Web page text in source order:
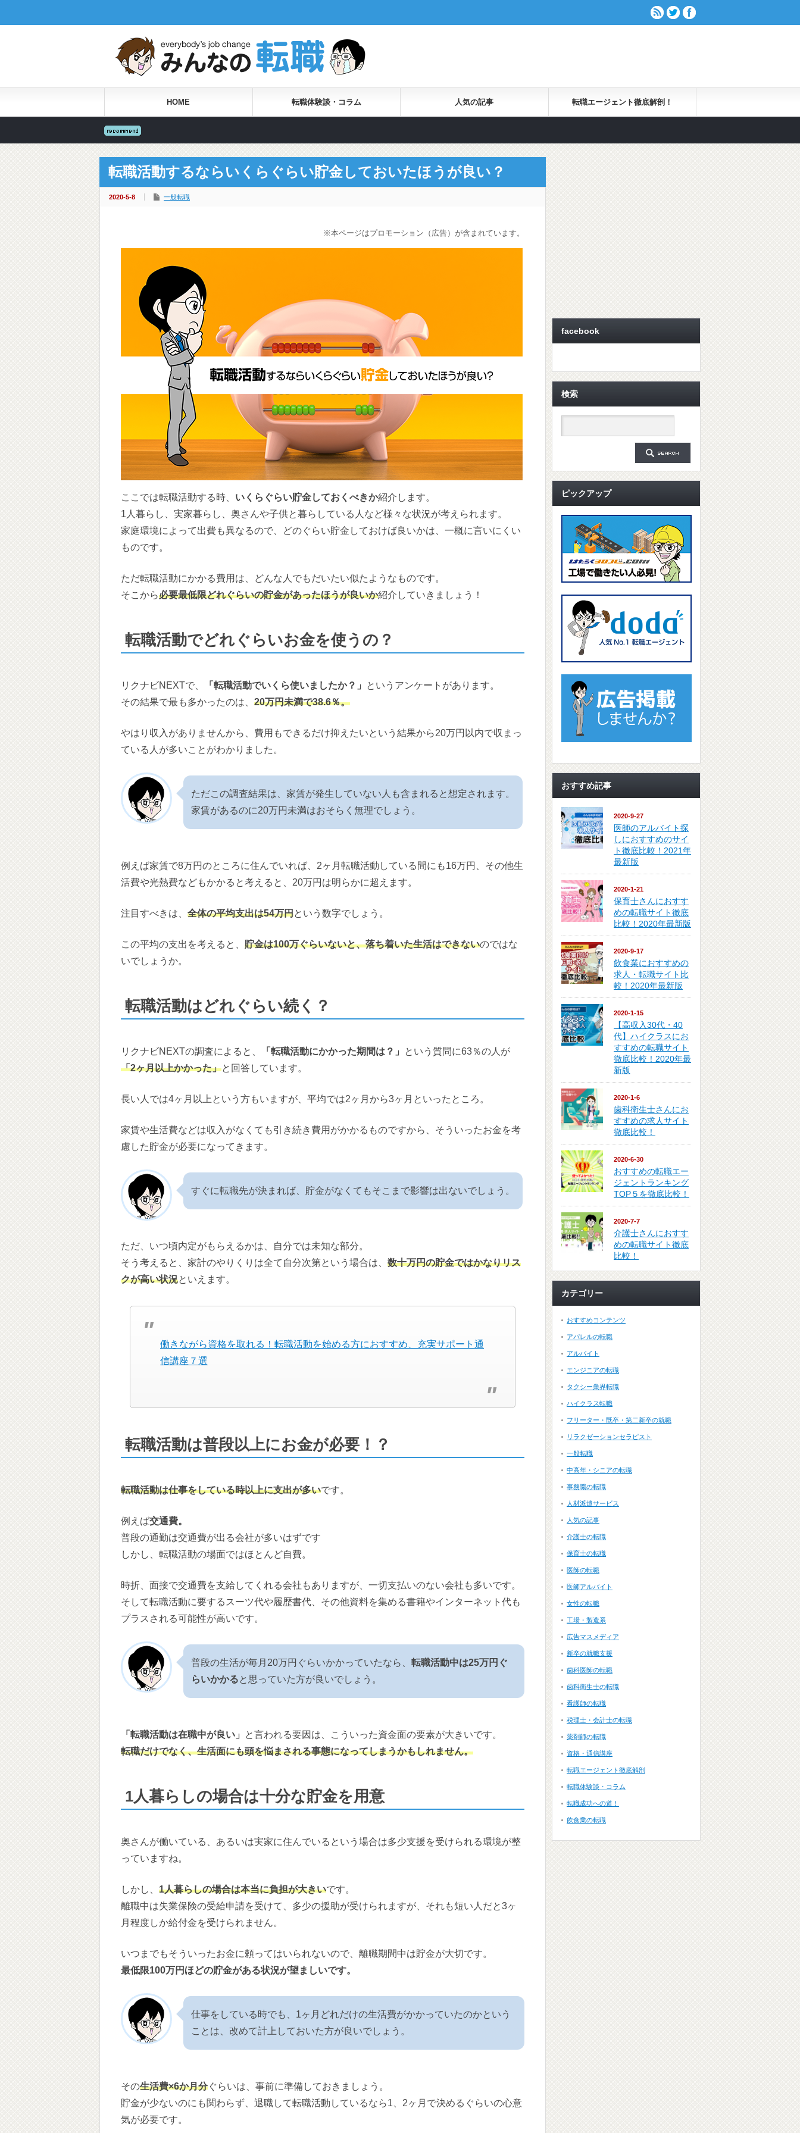
HOME 転職体験談・コラム 人気の記事 転職エージェント徹底解剖！
転職活動するならいくらぐらい貯金しておいたほうが良い？
2020-5-8 一般転職
※本ページはプロモーション（広告）が含まれています。
ここでは転職活動する時、 いくらぐらい貯金しておくべきか紹介します。
1人暮らし、実家暮らし、奥さんや子供と暮らしている人など様々な状況が考えられます。
家庭環境によって出費も異なるので、どのぐらい貯金しておけば良いかは、一概に言いにくい
ものです。
ただ転職活動にかかる費用は、どんな人でもだいたい似たようなものです。
そこから必要最低限どれぐらいの貯金があったほうが良いか紹介していきましょう！
転職活動でどれぐらいお金を使うの？
リクナビNEXTで、 「転職活動でいくら使いましたか？」
というアンケートがあります。
その結果で最も多かったのは、 20万円未満で38.6％。
やはり収入がありませんから、費用もできるだけ抑えたいという結果から20万円以内で収まっ
ている人が多いことがわかりました。
ただこの調査結果は、家賃が発生していない人も含まれると想定されます。
家賃があるのに20万円未満はおそらく無理でしょう。
例えば家賃で8万円のところに住んでいれば、2ヶ月転職活動している間にも16万円、その他生
活費や光熱費などもかかると考えると、20万円は明らかに超えます。
注目すべきは、 全体の平均支出は54万円という数字でしょう。
この平均の支出を考えると、 貯金は100万ぐらいないと、落ち着いた生活はできないのではな
いでしょうか。
転職活動はどれぐらい続く？
リクナビNEXTの調査によると、 「転職活動にかかった期間は？」
という質問に63％の人が
「2ヶ月以上かかった」と回答しています。
長い人では4ヶ月以上という方もいますが、平均では2ヶ月から3ヶ月といったところ。
家賃や生活費などは収入がなくても引き続き費用がかかるものですから、そういったお金を考
慮した貯金が必要になってきます。
すぐに転職先が決まれば、貯金がなくてもそこまで影響は出ないでしょう。
ただ、いつ頃内定がもらえるかは、自分では未知な部分。
そう考えると、家計のやりくりは全て自分次第という場合は、 数十万円の貯金ではかなりリス
クが高い状況といえます。
働きながら資格を取れる！転職活動を始める方におすすめ、充実サポート通
信講座７選
転職活動は普段以上にお金が必要！？
転職活動は仕事をしている時以上に支出が多いです。
例えば交通費。
普段の通勤は交通費が出る会社が多いはずです
しかし、転職活動の場面ではほとんど自費。
時折、面接で交通費を支給してくれる会社もありますが、一切支払いのない会社も多いです。
そして転職活動に要するスーツ代や履歴書代、その他資料を集める書籍やインターネット代も
プラスされる可能性が高いです。
普段の生活が毎月20万円ぐらいかかっていたなら、 転職活動中は25万円ぐ
らいかかると思っていた方が良いでしょう。
「転職活動は在職中が良い」
と言われる要因は、こういった資金面の要素が大きいです。
転職だけでなく、生活面にも頭を悩まされる事態になってしまうかもしれません。
1人暮らしの場合は十分な貯金を用意
奥さんが働いている、あるいは実家に住んでいるという場合は多少支援を受けられる環境が整
っていますね。
しかし、 1人暮らしの場合は本当に負担が大きいです。
離職中は失業保険の受給申請を受けて、多少の援助が受けられますが、それも短い人だと3ヶ
月程度しか給付金を受けられません。
いつまでもそういったお金に頼ってはいられないので、離職期間中は貯金が大切です。
最低限100万円ほどの貯金がある状況が望ましいです。
仕事をしている時でも、1ヶ月どれだけの生活費がかかっていたのかという
ことは、改めて計上しておいた方が良いでしょう。
その生活費×6か月分ぐらいは、事前に準備しておきましょう。
貯金が少ないのにも関わらず、退職して転職活動しているなら1、2ヶ月で決めるぐらいの心意
気が必要です。
facebook
検索
ピックアップ
おすすめ記事
2020-9-27
医師のアルバイト探
しにおすすめのサイ
ト徹底比較！2021年
最新版
2020-1-21
保育士さんにおすす
めの転職サイト徹底
比較！2020年最新版
2020-9-17
飲食業におすすめの
求人・転職サイト比
較！2020年最新版
2020-1-15
【高収入30代・40
代】ハイクラスにお
すすめの転職サイト
徹底比較！2020年最
新版
2020-1-6
歯科衛生士さんにお
すすめの求人サイト
徹底比較！
2020-6-30
おすすめの転職エー
ジェントランキング
TOP５を徹底比較！
2020-7-7
介護士さんにおすす
めの転職サイト徹底
比較！
カテゴリー
おすすめコンテンツ
アパレルの転職
アルバイト
エンジニアの転職
タクシー業界転職
ハイクラス転職
フリーター・既卒・第二新卒の就職
リラクゼーションセラピスト
一般転職
中高年・シニアの転職
事務職の転職
人材派遣サービス
人気の記事
介護士の転職
保育士の転職
医師の転職
医師アルバイト
女性の転職
工場・製造系
広告マスメディア
新卒の就職支援
歯科医師の転職
歯科衛生士の転職
看護師の転職
税理士・会計士の転職
薬剤師の転職
資格・通信講座
転職エージェント徹底解剖
転職体験談・コラム
転職成功への道！
飲食業の転職